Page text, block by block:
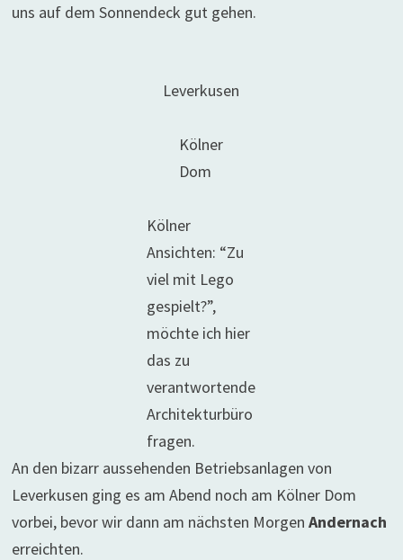
uns auf dem Sonnendeck gut gehen.
Leverkusen
Kölner
Dom
Kölner
Ansichten: “Zu
viel mit Lego
gespielt?”,
möchte ich hier
das zu
verantwortende
Architekturbüro
fragen.
An den bizarr aussehenden Betriebsanlagen von
Leverkusen ging es am Abend noch am Kölner Dom
vorbei, bevor wir dann am nächsten Morgen Andernach
erreichten.